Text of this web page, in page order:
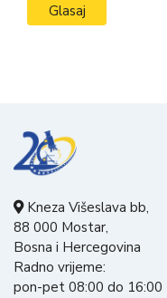
Kneza Višeslava bb,
88 000 Mostar,
Bosna i Hercegovina
Radno vrijeme:
pon-pet 08:00 do 16:00